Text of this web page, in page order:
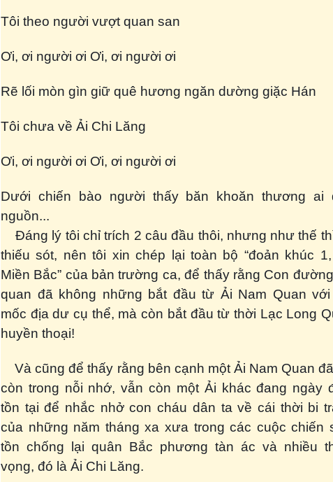
Tôi theo người vượt quan san
Ơi, ơi người ơi Ơi, ơi người ơi
Rẽ lối mòn gìn giữ quê hương ngăn dường giặc Hán
Tôi chưa về Ải Chi Lăng
Ơi, ơi người ơi Ơi, ơi người ơi
Dưới chiến bào người thấy băn khoăn thương ai
nguồn...
Đáng lý tôi chỉ trích 2 câu đầu thôi, nhưng như thế
thiếu sót, nên tôi xin chép lại toàn bộ “đoản khúc
Miền Bắc” của bản trường ca, để thấy rằng Con
quan đã không những bắt đầu từ Ải Nam Quan
mốc địa dư cụ thể, mà còn bắt đầu từ thời Lạc Long
huyền thoại!
Và cũng để thấy rằng bên cạnh một Ải Nam Quan
còn trong nỗi nhớ, vẫn còn một Ải khác đang ngày
tồn tại để nhắc nhở con cháu dân ta về cái thời bi
của những năm tháng xa xưa trong các cuộc chiến
tồn chống lại quân Bắc phương tàn ác và nhiều
vọng, đó là Ải Chi Lăng.